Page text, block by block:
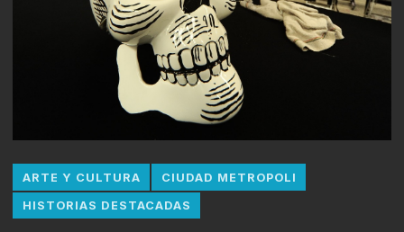
ARTE Y CULTURA CIUDAD METROPOLI
HISTORIAS DESTACADAS